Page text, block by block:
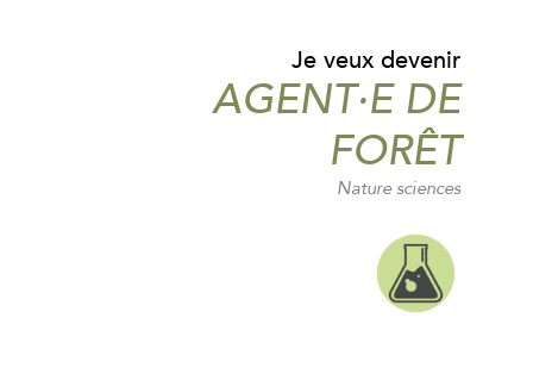
Je veux devenir
AGENT·E DE
FORÊT
Nature sciences